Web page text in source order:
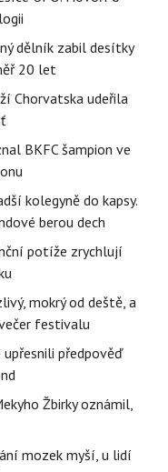
dělník zabil desítky
20 let
Chorvatska udeřila
BKFC šampion ve
kolegyně do kapsy.
berou dech
potíže zrychlují
mokrý od deště, a
festivalu
předpověď
Žbirky oznámil,
mozek myší, u lidí